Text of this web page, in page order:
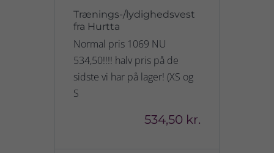
Trænings-/lydighedsvest
fra Hurtta
Normal pris 1069 NU
534,50!!!! halv pris på de
sidste vi har på lager! (XS og
S
534,50 kr.